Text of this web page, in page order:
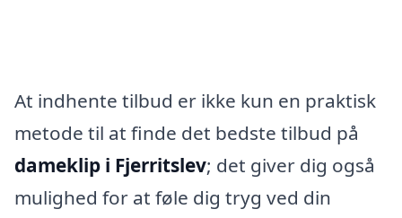
At indhente tilbud er ikke kun en praktisk
metode til at finde det bedste tilbud på
dameklip i Fjerritslev; det giver dig også
mulighed for at føle dig tryg ved din